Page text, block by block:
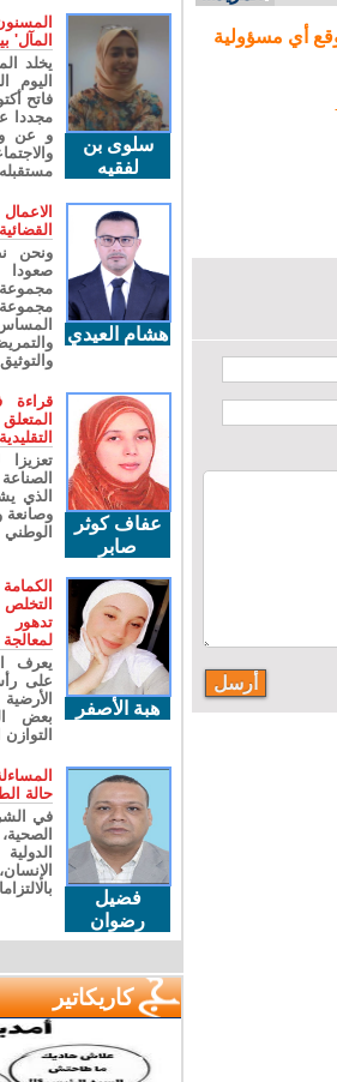
أي مسؤولية
سلوى بن
لفقيه
المآل'
يخلد
اليوم
فاتح
مجددا
و عن
مستقبله
هشام العيدي
الاعمال
القضائية
صعودا
مجموعة
عفاف كوثر
صابر
التقليدية
تعزيزا
الصناعة
وصانعة
الوطني
هبة الأصفر
التخلص
تدهور
لمعالجة
يعرف
على
الأرضية
بعض
التوازن
فضيل
رضوان
حالة
في
الصحية،
كاريكاتير